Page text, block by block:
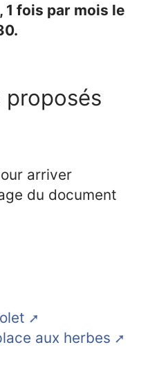
1 fois par mois le
proposés
arriver
du document
aux herbes